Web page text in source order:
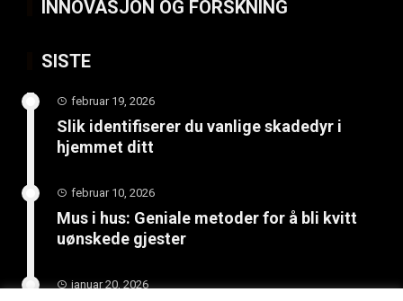
INNOVASJON OG FORSKNING
SISTE
februar 19, 2026
Slik identifiserer du vanlige skadedyr i
hjemmet ditt
februar 10, 2026
Mus i hus: Geniale metoder for å bli kvitt
uønskede gjester
januar 20, 2026